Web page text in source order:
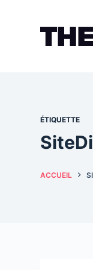
ÉTIQUETTE
ACCUEIL